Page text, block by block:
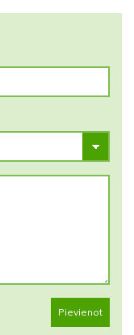
Pievienot